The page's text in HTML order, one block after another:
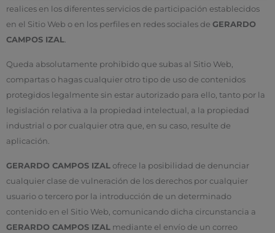
realices en los diferentes servicios de participación establecidos
en el Sitio Web o en los perfiles en redes sociales de GERARDO
CAMPOS IZAL.
Queda absolutamente prohibido que subas al Sitio Web,
compartas o hagas cualquier otro tipo de uso de contenidos
protegidos legalmente sin estar autorizado para ello, tanto por la
legislación relativa a la propiedad intelectual, a la propiedad
industrial o por cualquier otra que, en su caso, resulte de
aplicación.
GERARDO CAMPOS IZAL ofrece la posibilidad de denunciar
cualquier clase de vulneración de los derechos por cualquier
usuario o tercero por la introducción de un determinado
contenido en el Sitio Web, comunicando dicha circunstancia a
GERARDO CAMPOS IZAL mediante el envío de un correo